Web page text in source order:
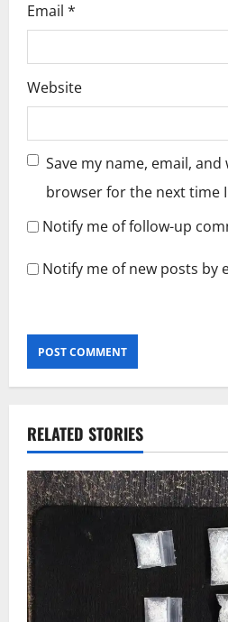
Email *
Website
Save my name, email,
browser for the next time
Notify me of follow-up
Notify me of new posts by
RELATED STORIES